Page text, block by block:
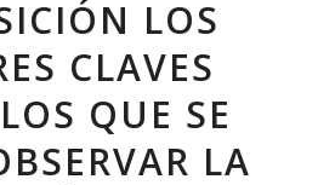
LOS
CLAVES
QUE SE
LA